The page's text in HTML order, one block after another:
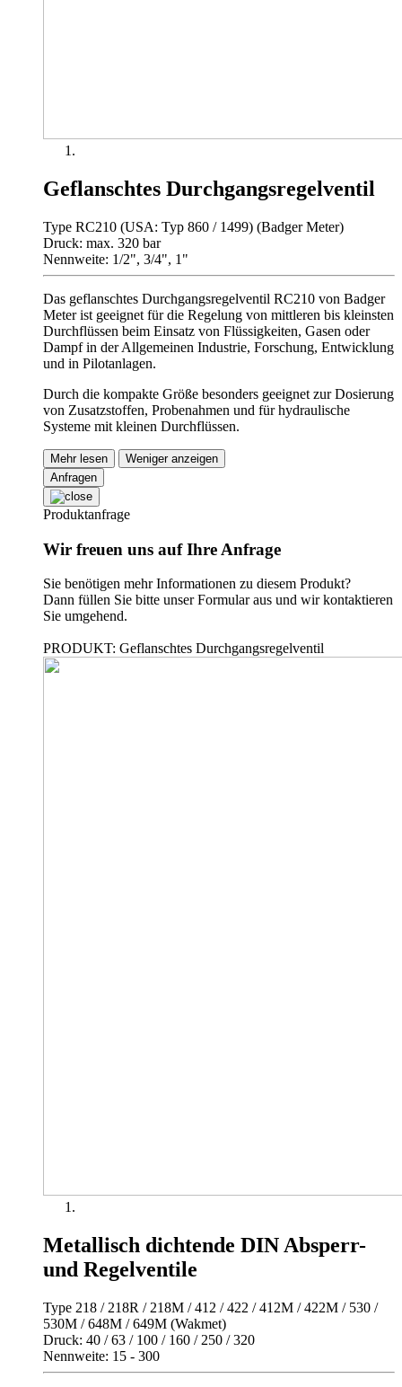
Geflanschtes Durchgangsregelventil
Type RC210 (USA: Typ 860 / 1499) (Badger Meter)
Druck: max. 320 bar
Nennweite: 1/2", 3/4", 1"
Das geflanschtes Durchgangsregelventil RC210 von Badger
Meter ist geeignet für die Regelung von mittleren bis kleinsten
Durchflüssen beim Einsatz von Flüssigkeiten, Gasen oder
Dampf in der Allgemeinen Industrie, Forschung, Entwicklung
und in Pilotanlagen.
Durch die kompakte Größe besonders geeignet zur Dosierung
von Zusatzstoffen, Probenahmen und für hydraulische
Systeme mit kleinen Durchflüssen.
Mehr lesen
Weniger anzeigen
Anfragen
Produktanfrage
Wir freuen uns auf Ihre Anfrage
Sie benötigen mehr Informationen zu diesem Produkt?
Dann füllen Sie bitte unser Formular aus und wir kontaktieren
Sie umgehend.
PRODUKT: Geflanschtes Durchgangsregelventil
Metallisch dichtende DIN Absperr-
und Regelventile
Type 218 / 218R / 218M / 412 / 422 / 412M / 422M / 530 /
530M / 648M / 649M (Wakmet)
Druck: 40 / 63 / 100 / 160 / 250 / 320
Nennweite: 15 - 300